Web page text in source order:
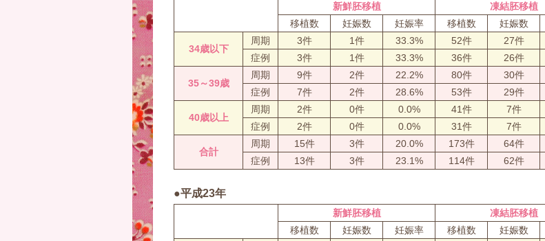
新鮮胚移植 凍結胚移植
移植数
妊娠数 妊娠率 移植数 妊娠数
34歳以下
周期 3件 1件 33.3% 52件 27件
症例
3件 1件 33.3% 36件 26件
35～39歳
周期 9件 2件 22.2% 80件 30件
症例
7件 2件 28.6% 53件 29件
40歳以上
周期 2件 0件 0.0% 41件 7件
症例
2件 0件 0.0% 31件 7件
合計
周期 15件 3件 20.0% 173件 64件
症例
13件 3件 23.1% 114件 62件
●平成23年
新鮮胚移植 凍結胚移植
移植数
妊娠数 妊娠率 移植数 妊娠数